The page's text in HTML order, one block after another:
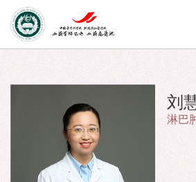
刘
淋巴